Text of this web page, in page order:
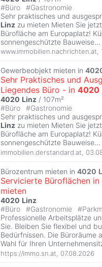
#Büro #Gastronomie
Sehr praktisches und
Linz zu mieten Mieten Sie
Bürofläche am Europaplatz!
sonnengeschützte Bauweise...
www.immobilien.nachrichten.at,
Gewerbeobjekt mieten in
Sehr Praktisches und
Liegendes Büro - in 4020
4020 Linz / 107m²
#Büro #Gastronomie
Sehr praktisches und
Linz zu mieten Mieten Sie
Bürofläche am Europaplatz!
sonnengeschützte Bauweise...
immobilien.derstandard.at
Bürozentrum mieten in 4020
Servicierte Büroflächen
mieten
4020 Linz
#Büro #Gastronomie #
Professionelle Arbeitsplätze
Sie. Bleiben Sie flexibel und
Bedürfnissen. Die Büroräume
Wahl für Ihren
https://immo.sn.at 07.08.2026